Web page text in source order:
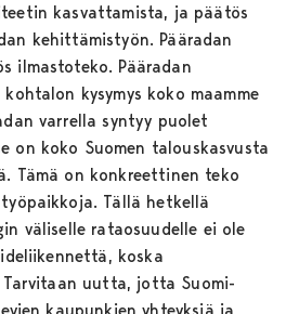
kasvattamista, ja päätös
kehittämistyön. Pääradan
ilmastoteko. Pääradan
kysymys koko maamme
varrella syntyy puolet
on koko Suomen talouskasvusta
Tämä on konkreettinen teko
Tällä hetkellä
väliselle rataosuudelle ei ole
koska
uutta, jotta Suomi-